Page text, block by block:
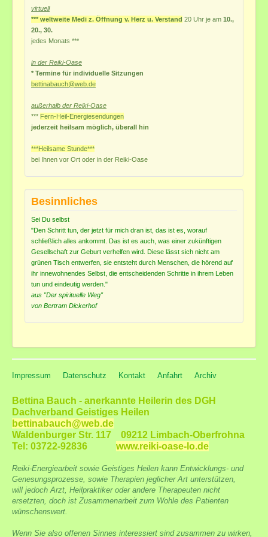
virtuell
*** weltweite Medi z. Öffnung v. Herz u. Verstand 20 Uhr je am 10.,
20., 30.
jedes Monats ***
in der Reiki-Oase
* Termine für individuelle Sitzungen
bettinabauch@web.de
außerhalb der Reiki-Oase
*** Fern-Heil-Energiesendungen
jederzeit heilsam möglich, überall hin
***Heilsame Stunde***
bei Ihnen vor Ort oder in der Reiki-Oase
Besinnliches
Sei Du selbst
"Den Schritt tun, der jetzt für mich dran ist, das ist es, worauf
schließlich alles ankommt. Das ist es auch, was einer zukünftigen
Gesellschaft zur Geburt verhelfen wird. Diese lässt sich nicht am
grünen Tisch entwerfen, sie entsteht durch Menschen, die hörend auf
ihr innewohnendes Selbst, die entscheidenden Schritte in ihrem Leben
tun und eindeutig werden."
aus "Der spirituelle Weg"
von Bertram Dickerhof
Impressum Datenschutz Kontakt Anfahrt Archiv
Bettina Bauch - anerkannte Heilerin des DGH
Dachverband Geistiges Heilen
bettinabauch@web.de
Waldenburger Str. 117 09212 Limbach-Oberfrohna
Tel: 03722-92836 www.reiki-oase-lo.de
Reiki-Energiearbeit sowie Geistiges Heilen kann Entwicklungs- und
Genesungsprozesse, sowie Therapien jeglicher Art unterstützen,
will jedoch Arzt, Heilpraktiker oder andere Therapeuten nicht
ersetzten, doch ist Zusammenarbeit zum Wohle des Patienten
wünschenswert.
Wenn Sie also offenen Sinnes interessiert sind zusammen zu wirken,